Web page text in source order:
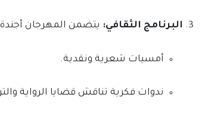
البرنامج الثقافي: يتضمن المهرجان
أمسيات شعرية ونقدية.
ندوات فكرية تناقش قضايا الرواية